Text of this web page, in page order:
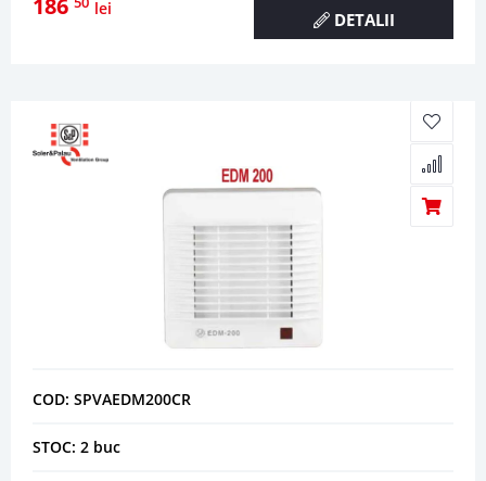
186 lei
DETALII
COD: SPVAEDM200CR
STOC: 2 buc